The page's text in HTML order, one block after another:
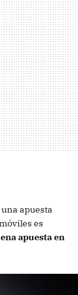
apuesta
es
apuesta en